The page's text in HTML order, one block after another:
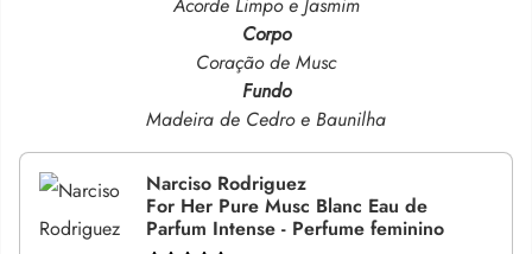
Corpo
Coração de Musc
Fundo
Madeira de Cedro e Baunilha
Narciso Rodriguez
For Her Pure Musc Blanc Eau de
Parfum Intense - Perfume feminino